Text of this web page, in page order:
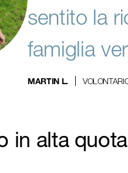
sentito la
famiglia
MARTIN L.
in alta quota